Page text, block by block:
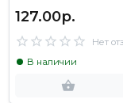
127.00р.
Нет
В наличии